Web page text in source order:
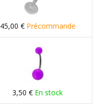
45,00 € Précommande
3,50 € En stock